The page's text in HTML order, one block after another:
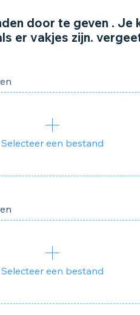
door te geven . Je
er vakjes zijn.
Selecteer een bestand
Selecteer een bestand